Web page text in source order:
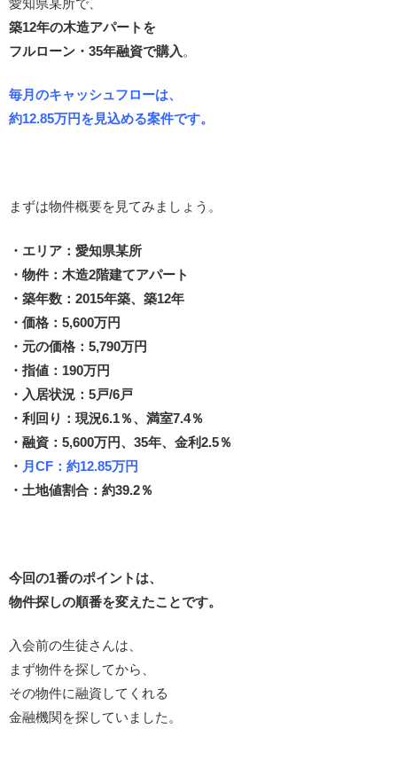
築12年の木造アパートを
フルローン・35年融資で購入 。
毎月のキャッシュフローは、
約12.85万円を見込める案件です。
まずは物件概要を見てみましょう。
・エリア：愛知県某所
・物件：木造2階建てアパート
・築年数：2015年築、築12年
・価格：5,600万円
・元の価格：5,790万円
・指値：190万円
・入居状況：5戸/6戸
・利回り：現況6.1％、満室7.4％
・融資：5,600万円、35年、金利2.5％
・ 月CF：約12.85万円
・土地値割合：約39.2％
今回の1番のポイントは、
物件探しの順番を変えたことです。
入会前の生徒さんは、
まず物件を探してから、
その物件に融資してくれる
金融機関を探していました。